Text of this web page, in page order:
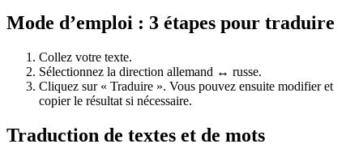
Mode d’emploi : 3 étapes pour traduire
Collez votre texte.
Sélectionnez la direction allemand ↔ russe.
Cliquez sur « Traduire ». Vous pouvez ensuite modifier et
copier le résultat si nécessaire.
Traduction de textes et de mots